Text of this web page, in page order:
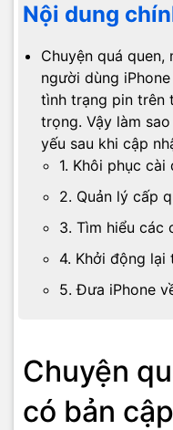
Nội dung
Chuyện quá
người dùng
tình trạng pin trên
trọng. Vậy làm
yếu sau khi cập
1. Khôi phục cài
2. Quản lý cấp
3. Tìm hiểu các
4. Khởi động
5. Đưa iPhone
Chuyện
có bản